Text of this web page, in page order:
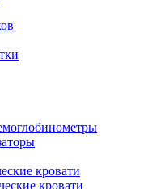
кровати
кровати